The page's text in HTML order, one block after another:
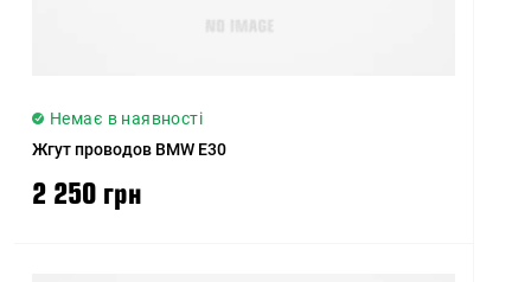
Немає в наявності
Жгут проводов BMW E30
2 250 грн